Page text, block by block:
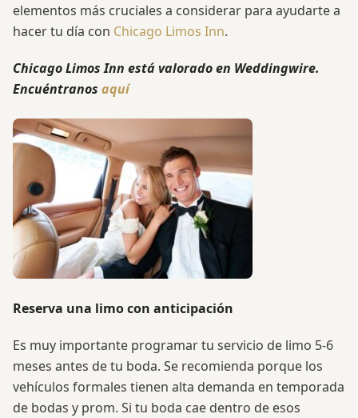
elementos más cruciales a considerar para ayudarte a
hacer tu día con Chicago Limos Inn.
Chicago Limos Inn está valorado en Weddingwire.
Encuéntranos aquí
Reserva una limo con anticipación
Es muy importante programar tu servicio de limo 5-6
meses antes de tu boda. Se recomienda porque los
vehículos formales tienen alta demanda en temporada
de bodas y prom. Si tu boda cae dentro de esos